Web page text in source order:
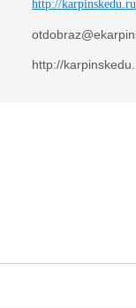
http://karpinskedu.ru
http://